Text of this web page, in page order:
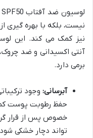
نیست، بلکه با بهره گیری
نیز کمک می کند. این
آنتی اکسیدانی و ضد
برمی دارد.
آبرسانی: وجود
حفظ رطوبت پوست
خصوص پس از قرار
تواند دچار خشکی